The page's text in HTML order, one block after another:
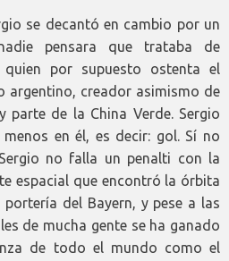
se decantó en cambio por un
pensara que trataba de
por supuesto ostenta el
argentino, creador asimismo de
de la China Verde. Sergio
en él, es decir: gol. Sí no
no falla un penalti con la
espacial que encontró la órbita
del Bayern, y pese a las
de mucha gente se ha ganado
de todo el mundo como el